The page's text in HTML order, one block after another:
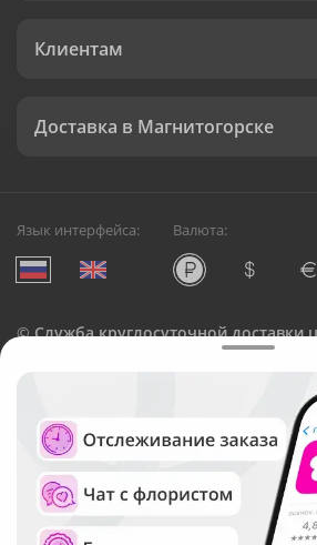
Клиентам
Доставка в Магнитогорске
Язык интерфейса: Валюта:
©Служба круглосуточной доставки
Русский Букет, 2026
Общество с ограниченной
ОГРН: 1195476081745, ИНН:
Юридический адрес: г. Новосибирск,
д.42, оф. 3
Рейтинг Русского букета